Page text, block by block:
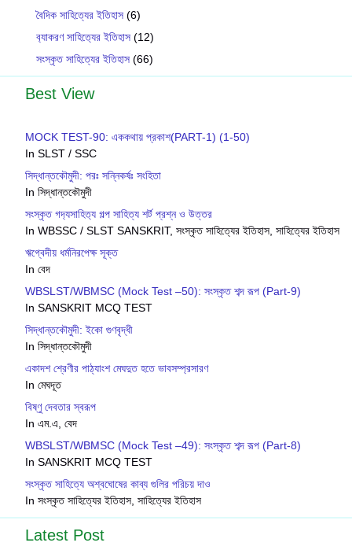
বৈদিক সাহিত্যের ইতিহাস (6)
ব‍্যাকরণ সাহিত‍্যের ইতিহাস (12)
সংস্কৃত সাহিত্যের ইতিহাস (66)
Best View
MOCK TEST-90: এককথায় প্রকাশ(PART-1) (1-50)
In SLST / SSC
সিদ্ধান্তকৌমুদী: পরঃ সন্নিকর্ষঃ সংহিতা
In সিদ্ধান্তকৌমুদী
সংস্কৃত গদ‍্যসাহিত‍্য গল্প সাহিত্য শর্ট প্রশ্ন ও উত্তর
In WBSSC / SLST SANSKRIT, সংস্কৃত সাহিত্যের ইতিহাস, সাহিত্যের ইতিহাস
ঋগ্বেদীয় ধর্মনিরপেক্ষ সূক্ত
In বেদ
WBSLST/WBMSC (Mock Test –50): সংস্কৃত শব্দ রূপ (Part-9)
In SANSKRIT MCQ TEST
সিদ্ধান্তকৌমুদী: ইকো গুণবৃদ্ধী
In সিদ্ধান্তকৌমুদী
একাদশ শ্রেণীর পাঠ্যাংশ মেঘদুত হতে ভাবসম্প্রসারণ
In মেঘদূত
বিষ্ণু দেবতার স্বরূপ
In এম.এ, বেদ
WBSLST/WBMSC (Mock Test –49): সংস্কৃত শব্দ রূপ (Part-8)
In SANSKRIT MCQ TEST
সংস্কৃত সাহিত্যে অশ্বঘোষের কাব্য গুলির পরিচয় দাও
In সংস্কৃত সাহিত্যের ইতিহাস, সাহিত্যের ইতিহাস
Latest Post